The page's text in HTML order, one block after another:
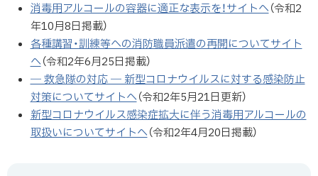
消毒用アルコールの容器に適正な表示を！サイトへ（令和2
年10月8日掲載）
各種講習・訓練等への消防職員派遣の再開についてサイト
へ（令和2年6月25日掲載）
― 救急隊の対応 ― 新型コロナウイルスに対する感染防止
対策についてサイトへ（令和2年5月21日更新）
新型コロナウイルス感染症拡大に伴う消毒用アルコールの
取扱いについてサイトへ（令和2年4月20日掲載）